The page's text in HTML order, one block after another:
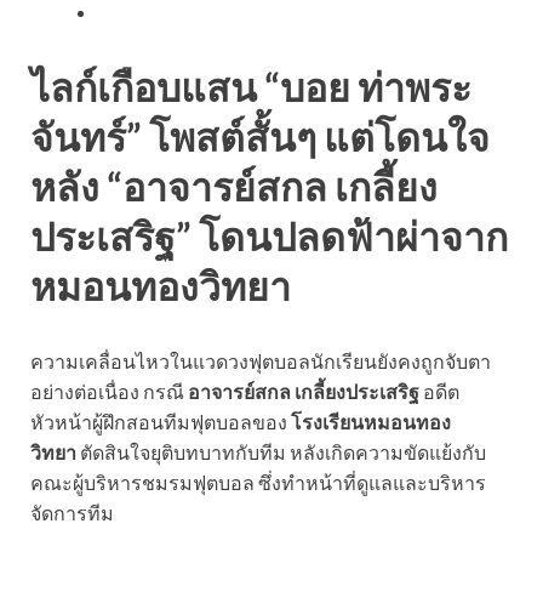
ไลก์เกือบแสน “บอย ท่าพระ
จันทร์” โพสต์สั้นๆ แต่โดนใจ
หลัง “อาจารย์สกล เกลี้ยง
ประเสริฐ” โดนปลดฟ้าผ่าจาก
หมอนทองวิทยา
ความเคลื่อนไหวในแวดวงฟุตบอลนักเรียนยังคงถูกจับตา
อย่างต่อเนื่อง กรณี อาจารย์สกล เกลี้ยงประเสริฐ อดีต
หัวหน้าผู้ฝึกสอนทีมฟุตบอลของ โรงเรียนหมอนทอง
วิทยา ตัดสินใจยุติบทบาทกับทีม หลังเกิดความขัดแย้งกับ
คณะผู้บริหารชมรมฟุตบอล ซึ่งทำหน้าที่ดูแลและบริหาร
จัดการทีม